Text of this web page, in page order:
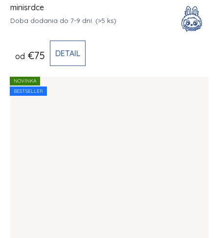
minisrdce
Doba dodania do 7-9 dní. (>5 ks)
od €75 DETAIL
NOVINKA
BESTSELLER